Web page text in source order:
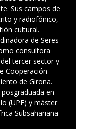
Sus campos de
y radiofónico,
cultural.
de Seres
consultora
tercer sector y
Cooperación
de Girona.
en
(UPF) y máster
Subsahariana